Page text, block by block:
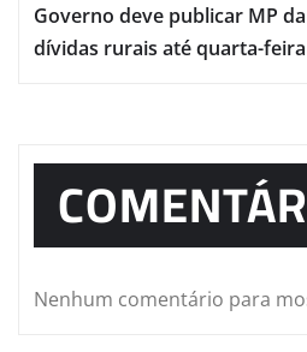
Governo deve publicar MP
dívidas rurais até quarta-feira
Nenhum comentário para